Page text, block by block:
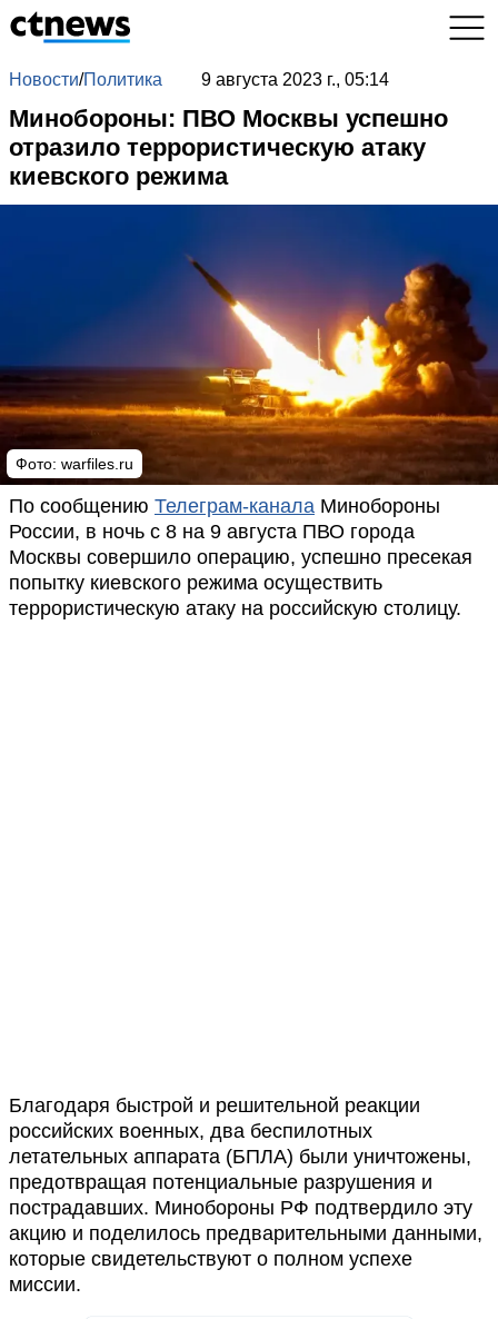
Новости/Политика 9 августа 2023 г., 05:14
Минобороны: ПВО Москвы успешно
отразило террористическую атаку
киевского режима
Фото: warfiles.ru
По сообщению Телеграм-канала Минобороны
России, в ночь с 8 на 9 августа ПВО города
Москвы совершило операцию, успешно пресекая
попытку киевского режима осуществить
террористическую атаку на российскую столицу.
Благодаря быстрой и решительной реакции
российских военных, два беспилотных
летательных аппарата (БПЛА) были уничтожены,
предотвращая потенциальные разрушения и
пострадавших. Минобороны РФ подтвердило эту
акцию и поделилось предварительными данными,
которые свидетельствуют о полном успехе
миссии.